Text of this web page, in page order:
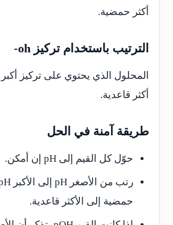
أكثر حمضية.
الترتيب باستخدام تركيز oh-
أكثر قاعدية.
طريقة آمنة في الحل
حوّل كل القيم إلى pH إن أمكن.
حمضية إلى الأكثر قاعدية.